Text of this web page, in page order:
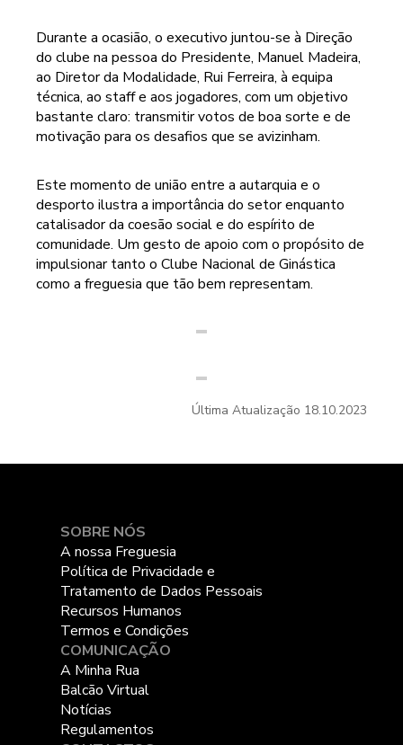
Durante a ocasião, o executivo juntou-se à Direção
do clube na pessoa do Presidente, Manuel Madeira,
ao Diretor da Modalidade, Rui Ferreira, à equipa
técnica, ao staff e aos jogadores, com um objetivo
bastante claro: transmitir votos de boa sorte e de
motivação para os desafios que se avizinham.
Este momento de união entre a autarquia e o
desporto ilustra a importância do setor enquanto
catalisador da coesão social e do espírito de
comunidade. Um gesto de apoio com o propósito de
impulsionar tanto o Clube Nacional de Ginástica
como a freguesia que tão bem representam.
Última Atualização 18.10.2023
SOBRE NÓS
A nossa Freguesia
Política de Privacidade e
Tratamento de Dados Pessoais
Recursos Humanos
Termos e Condições
COMUNICAÇÃO
A Minha Rua
Balcão Virtual
Notícias
Regulamentos